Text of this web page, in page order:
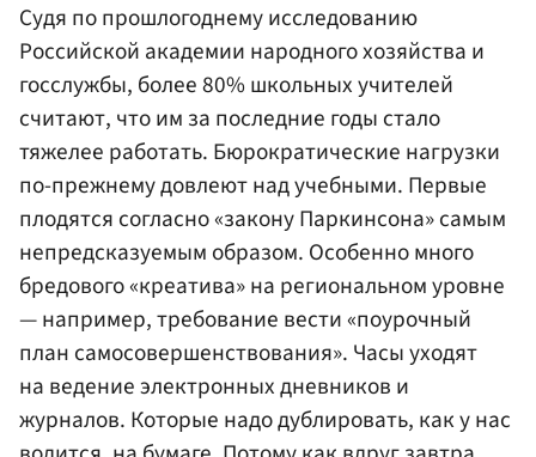
Судя по прошлогоднему исследованию
Российской академии народного хозяйства и
госслужбы, более 80% школьных учителей
считают, что им за последние годы стало
тяжелее работать. Бюрократические нагрузки
по-прежнему довлеют над учебными. Первые
плодятся согласно «закону Паркинсона» самым
непредсказуемым образом. Особенно много
бредового «креатива» на региональном уровне
— например, требование вести «поурочный
план самосовершенствования». Часы уходят
на ведение электронных дневников и
журналов. Которые надо дублировать, как у нас